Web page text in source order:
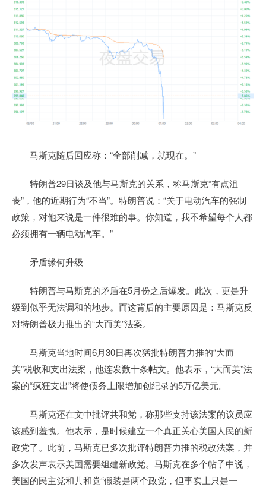
马斯克随后回应称：“全部削减，就现在。”
特朗普29日谈及他与马斯克的关系，称马斯克“有点沮
丧”，他的近期行为“不当”。特朗普说：“关于电动汽车的强制
政策，对他来说是一件很难的事。你知道，我不希望每个人都
必须拥有一辆电动汽车。”
矛盾缘何升级
特朗普与马斯克的矛盾在5月份之后爆发。此次，更是升
级到似乎无法调和的地步。而这背后的主要原因是：马斯克反
对特朗普极力推出的“大而美”法案。
马斯克当地时间6月30日再次猛批特朗普力推的“大而
美”税收和支出法案，他连发数十条帖文。他表示，“大而美”法
案的“疯狂支出”将使债务上限增加创纪录的5万亿美元。
马斯克还在文中批评共和党，称那些支持该法案的议员应
该感到羞愧。他表示，是时候建立一个真正关心美国人民的新
政党了。此前，马斯克已多次批评特朗普力推的税改法案，并
多次发声表示美国需要组建新政党。马斯克在多个帖子中说，
美国的民主党和共和党“假装是两个政党，但事实上只是一